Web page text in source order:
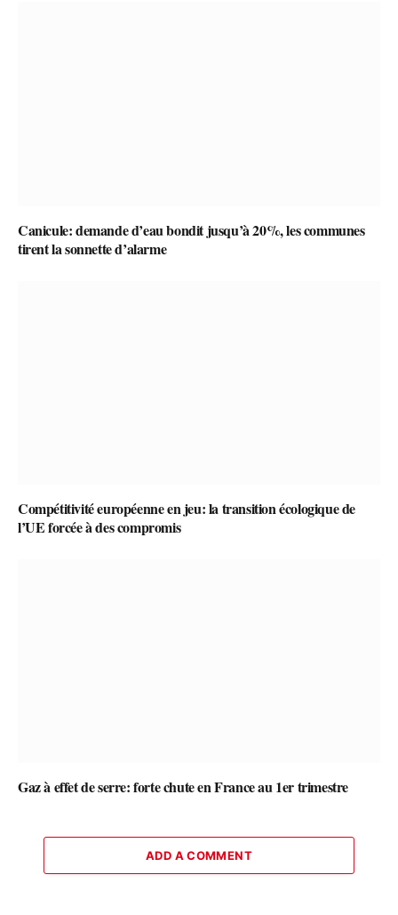
Canicule: demande d’eau bondit jusqu’à 20%, les communes
tirent la sonnette d’alarme
Compétitivité européenne en jeu: la transition écologique de
l’UE forcée à des compromis
Gaz à effet de serre: forte chute en France au 1er trimestre
ADD A COMMENT